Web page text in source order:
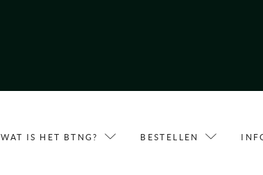
WAT IS HET BTNG? BESTELLEN